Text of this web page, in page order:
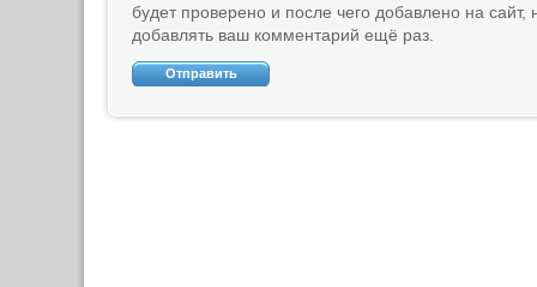
будет проверено и после чего добавлено на сайт,
добавлять ваш комментарий ещё раз.